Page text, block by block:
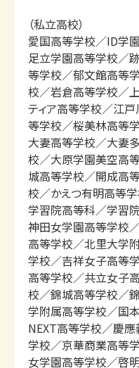
（私立高校）
愛国高等学校／ID学
足立学園高等学校／
等学校／郁文館高等
校／岩倉高等学校／
ティア高等学校／江
等学校／桜美林高等
大妻高等学校／大妻
校／大原学園美空高
城高等学校／開成高
校／かえつ有明高等
学習院高等科／学習
神田女学園高等学校
高等学校／北里大学
学校／吉祥女子高等
高等学校／共立女子
校／錦城高等学校／
学附属高等学校／国
NEXT高等学校／慶
学校／京華商業高等
女学園高等学校／啓